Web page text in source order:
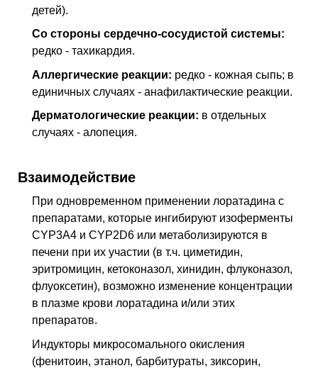
детей).
Со стороны сердечно-сосудистой системы:
редко - тахикардия.
Аллергические реакции: редко - кожная сыпь; в
единичных случаях - анафилактические реакции.
Дерматологические реакции: в отдельных
случаях - алопеция.
Взаимодействие
При одновременном применении лоратадина с
препаратами, которые ингибируют изоферменты
CYP3A4 и CYP2D6 или метаболизируются в
печени при их участии (в т.ч. циметидин,
эритромицин, кетоконазол, хинидин, флуконазол,
флуоксетин), возможно изменение концентрации
в плазме крови лоратадина и/или этих
препаратов.
Индукторы микросомального окисления
(фенитоин, этанол, барбитураты, зиксорин,